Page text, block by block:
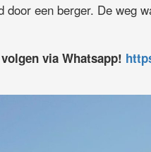
door een berger. De weg
via Whatsapp!